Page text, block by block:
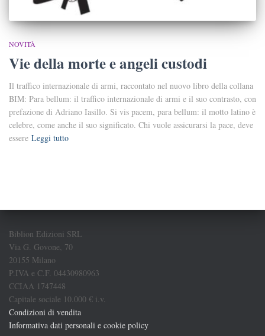
NOVITÀ
Vie della morte e angeli custodi
Il traffico internazionale di armi, raccontato nel nuovo libro della collana
BIM: Para bellum: il traffico internazionale di armi e il suo contrasto, con
prefazione di Adriano Iasillo. Si vis pacem, para bellum: il motto latino è
celebre, come anche il suo significato. Chi vuole assicurarsi la pace, deve
essere Leggi tutto
Biblion Edizioni SRL
Via G. Govone, 70
20155 Milano
P.IVA e C.F. 04430980963
CCIAA 1747448
Capitale sociale 10.000 € i.v.
Condizioni di vendita
Informativa dati personali e cookie policy